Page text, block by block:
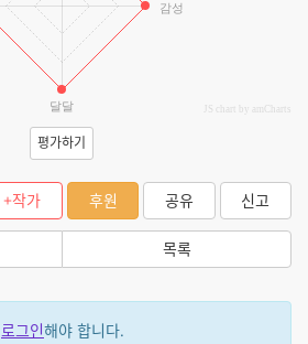
감성
달달 JS chart by amCharts
평가하기
+작가 후원 공유 신고
목록
로그인해야 합니다.